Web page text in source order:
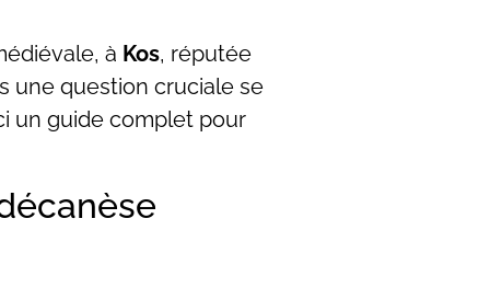
à Kos, réputée
une question cruciale se
un guide complet pour